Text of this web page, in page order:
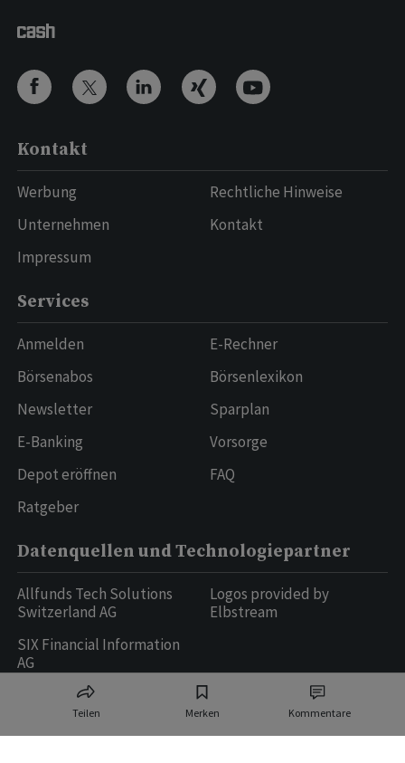
Teilen Merken Kommentare
Kontakt
Werbung
Unternehmen
Impressum
Rechtliche Hinweise
Kontakt
Services
Anmelden
Börsenabos
Newsletter
E-Banking
Depot eröffnen
Ratgeber
E-Rechner
Börsenlexikon
Sparplan
Vorsorge
FAQ
Datenquellen und Technologiepartner
Allfunds Tech Solutions
Switzerland AG
SIX Financial Information
AG
Logos provided by
Elbstream